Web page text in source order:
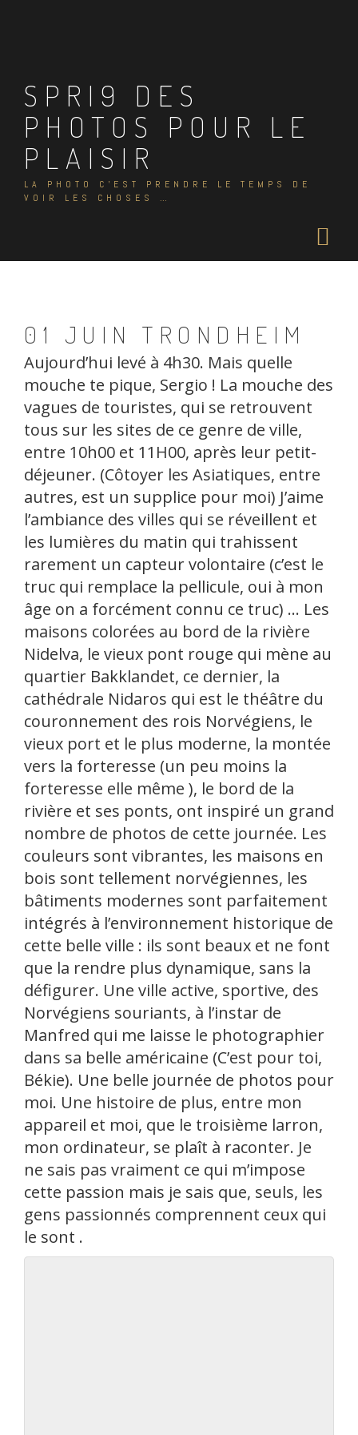
SPRI9 DES
PHOTOS POUR LE
PLAISIR
LA PHOTO C'EST PRENDRE LE TEMPS DE
VOIR LES CHOSES …
01 JUIN TRONDHEIM
Aujourd’hui levé à 4h30. Mais quelle
mouche te pique, Sergio ! La mouche des
vagues de touristes, qui se retrouvent
tous sur les sites de ce genre de ville,
entre 10h00 et 11H00, après leur petit-
déjeuner. (Côtoyer les Asiatiques, entre
autres, est un supplice pour moi) J’aime
l’ambiance des villes qui se réveillent et
les lumières du matin qui trahissent
rarement un capteur volontaire (c’est le
truc qui remplace la pellicule, oui à mon
âge on a forcément connu ce truc) … Les
maisons colorées au bord de la rivière
Nidelva, le vieux pont rouge qui mène au
quartier Bakklandet, ce dernier, la
cathédrale Nidaros qui est le théâtre du
couronnement des rois Norvégiens, le
vieux port et le plus moderne, la montée
vers la forteresse (un peu moins la
forteresse elle même ), le bord de la
rivière et ses ponts, ont inspiré un grand
nombre de photos de cette journée. Les
couleurs sont vibrantes, les maisons en
bois sont tellement norvégiennes, les
bâtiments modernes sont parfaitement
intégrés à l’environnement historique de
cette belle ville : ils sont beaux et ne font
que la rendre plus dynamique, sans la
défigurer. Une ville active, sportive, des
Norvégiens souriants, à l’instar de
Manfred qui me laisse le photographier
dans sa belle américaine (C’est pour toi,
Békie). Une belle journée de photos pour
moi. Une histoire de plus, entre mon
appareil et moi, que le troisième larron,
mon ordinateur, se plaît à raconter. Je
ne sais pas vraiment ce qui m’impose
cette passion mais je sais que, seuls, les
gens passionnés comprennent ceux qui
le sont .